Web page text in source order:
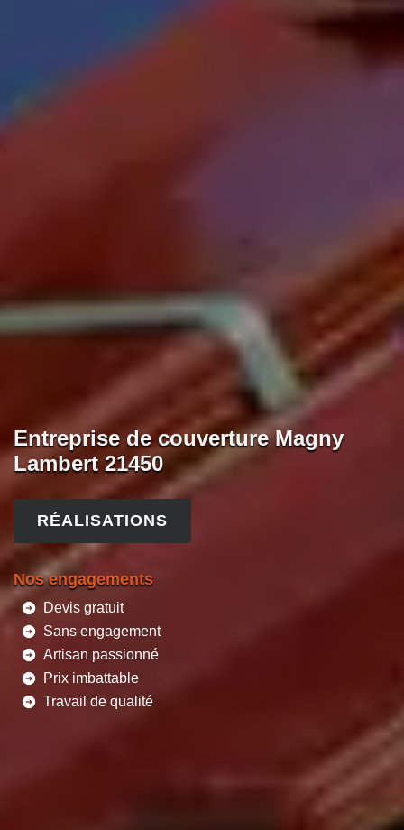
Entreprise de couverture Magny
Lambert 21450
RÉALISATIONS
Nos engagements
Devis gratuit
Sans engagement
Artisan passionné
Prix imbattable
Travail de qualité